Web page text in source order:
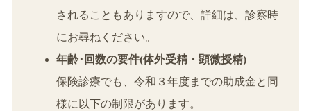
されることもありますので、詳細は、診察時
にお尋ねください。
年齢･回数の要件(体外受精・顕微授精)
保険診療でも、令和３年度までの助成金と同
様に以下の制限があります。